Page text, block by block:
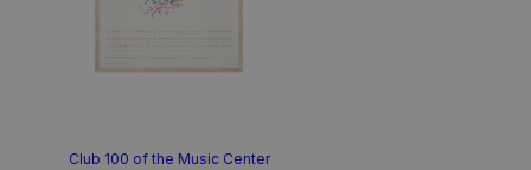
Club 100 of the Music Center